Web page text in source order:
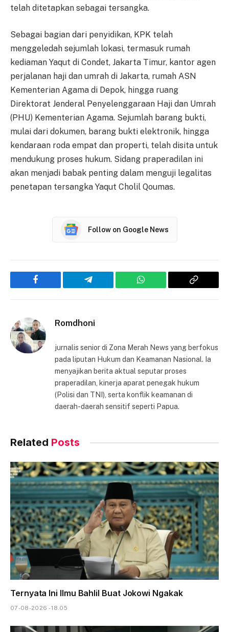
telah ditetapkan sebagai tersangka.
Sebagai bagian dari penyidikan, KPK telah
menggeledah sejumlah lokasi, termasuk rumah
kediaman Yaqut di Condet, Jakarta Timur, kantor agen
perjalanan haji dan umrah di Jakarta, rumah ASN
Kementerian Agama di Depok, hingga ruang
Direktorat Jenderal Penyelenggaraan Haji dan Umrah
(PHU) Kementerian Agama. Sejumlah barang bukti,
mulai dari dokumen, barang bukti elektronik, hingga
kendaraan roda empat dan properti, telah disita untuk
mendukung proses hukum. Sidang praperadilan ini
akan menjadi babak penting dalam menguji legalitas
penetapan tersangka Yaqut Cholil Qoumas.
Follow on Google News
Facebook Telegram WhatsApp
Copy
Romdhoni
jurnalis senior di Zona Merah News yang berfokus
pada liputan Hukum dan Keamanan Nasional. Ia
menyajikan berita aktual seputar proses
praperadilan, kinerja aparat penegak hukum
(Polisi dan TNI), serta konflik keamanan di
daerah-daerah sensitif seperti Papua.
Related Posts
Ternyata Ini Ilmu Bahlil Buat Jokowi Ngakak
07-08-2026 - 18.05